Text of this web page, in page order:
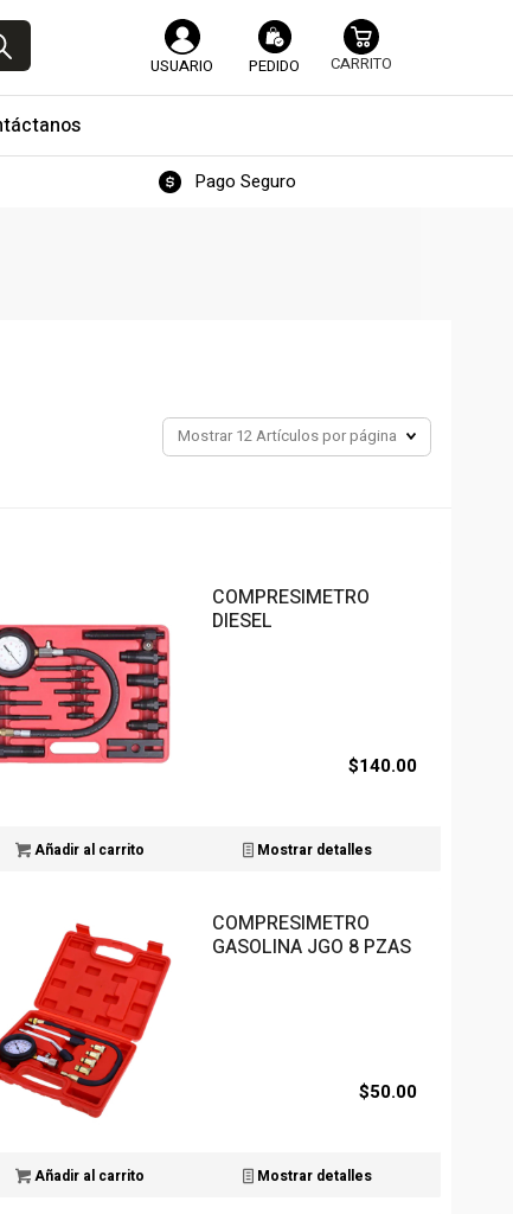
USUARIO PEDIDO
Pago Seguro
Mostrar12 Artículos por página
COMPRESIMETRO
DIESEL
$140.00
Añadir al carrito Mostrar detalles
COMPRESIMETRO
GASOLINA JGO 8 PZAS
$50.00
Añadir al carrito Mostrar detalles